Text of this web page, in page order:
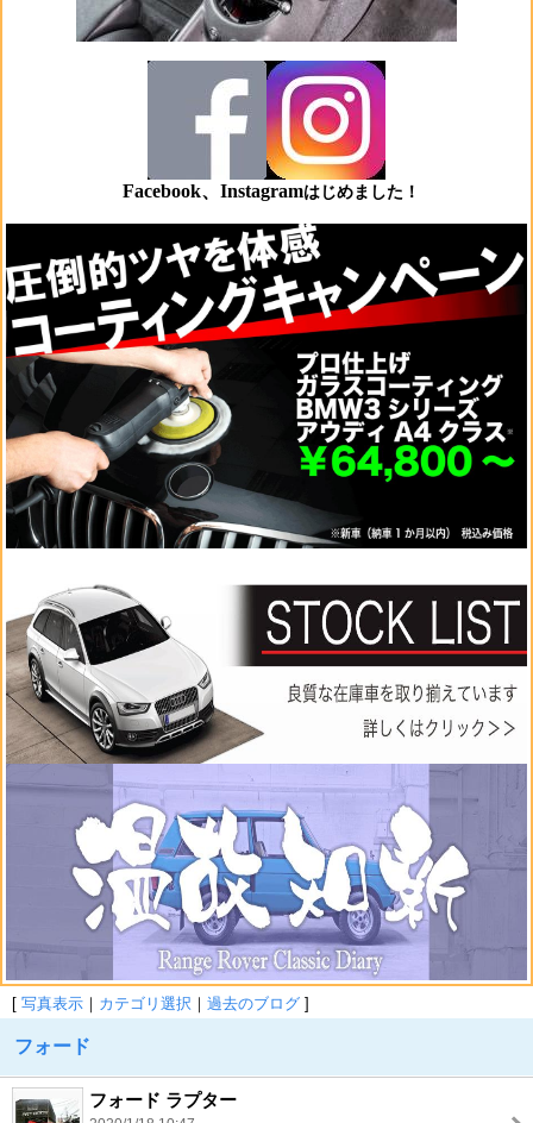
Facebook、Instagramはじめました！
[ 写真表示 ｜ カテゴリ選択 ｜ 過去のブログ ]
フォード
フォード ラプター